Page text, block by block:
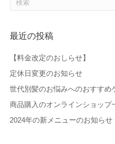
最近の投稿
【料金改定のおしらせ】
定休日変更のお知らせ
世代別髪のお悩みへのおすすめ
商品購入のオンラインショップ
2024年の新メニューのお知らせ